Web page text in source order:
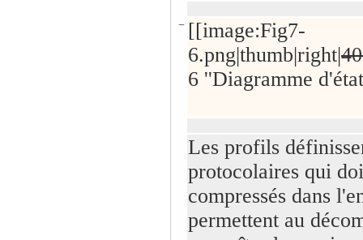
− [[image:Fig7-
6.png|thumb|right|
6 ''Diagramme
Les profils
protocolaires qui
compressés dans
permettent au